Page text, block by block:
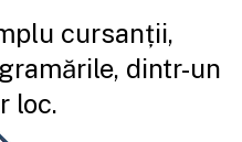
cursanții,
dintr-un
loc.